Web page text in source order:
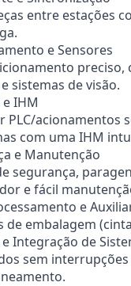
entre estações
e Sensores
sistemas de visão.
IHM
PLC/
com uma IHM
e Manutenção
segurança,
e fácil
e
de embalagem
Integração de
sem